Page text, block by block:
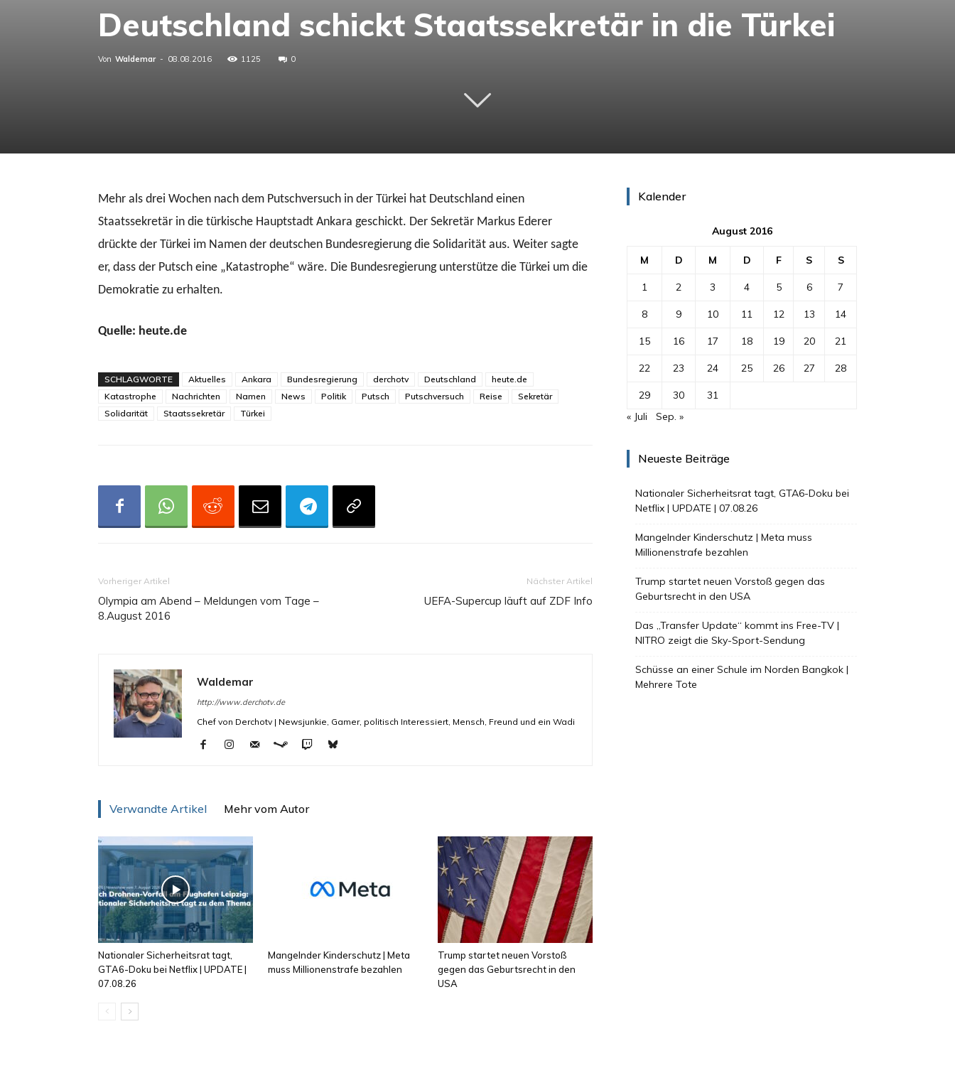
Deutschland schickt Staatssekretär in die Türkei
Von Waldemar - 08.08.2016 1125 0
Mehr als drei Wochen nach dem Putschversuch in der Türkei hat Deutschland einen
Staatssekretär in die türkische Hauptstadt Ankara geschickt. Der Sekretär Markus Ederer
drückte der Türkei im Namen der deutschen Bundesregierung die Solidarität aus. Weiter sagte
er, dass der Putsch eine „Katastrophe“ wäre. Die Bundesregierung unterstütze die Türkei um die
Demokratie zu erhalten.
Quelle: heute.de
SCHLAGWORTE Aktuelles Ankara Bundesregierung derchotv Deutschland
heute.de
Katastrophe
Nachrichten Namen News Politik Putsch Putschversuch Reise
Sekretär
Solidarität
Staatssekretär Türkei
Vorheriger Artikel
Olympia am Abend – Meldungen vom Tage –
8.August 2016
Nächster Artikel
UEFA-Supercup läuft auf ZDF Info
Waldemar
http://www.derchotv.de
Chef von Derchotv | Newsjunkie, Gamer, politisch Interessiert, Mensch, Freund und ein Wadi
Verwandte Artikel Mehr vom Autor
Nationaler Sicherheitsrat tagt,
GTA6-Doku bei Netflix | UPDATE |
07.08.26
Mangelnder Kinderschutz | Meta
muss Millionenstrafe bezahlen
Trump startet neuen Vorstoß
gegen das Geburtsrecht in den
USA
Kalender
August 2016
M D M D F S S
1 2 3 4 5 6 7
8 9 10 11 12 13 14
15 16 17 18 19 20 21
22 23 24 25 26 27 28
29 30
31
« Juli
Sep. »
Neueste Beiträge
Nationaler Sicherheitsrat tagt, GTA6-Doku bei
Netflix | UPDATE | 07.08.26
Mangelnder Kinderschutz | Meta muss
Millionenstrafe bezahlen
Trump startet neuen Vorstoß gegen das
Geburtsrecht in den USA
Das „Transfer Update“ kommt ins Free-TV |
NITRO zeigt die Sky-Sport-Sendung
Schüsse an einer Schule im Norden Bangkok |
Mehrere Tote